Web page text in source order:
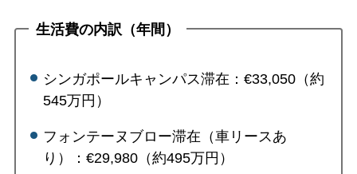
生活費の内訳（年間）
シンガポールキャンパス滞在：€33,050（約
545万円）
フォンテーヌブロー滞在（車リースあ
り）：€29,980（約495万円）